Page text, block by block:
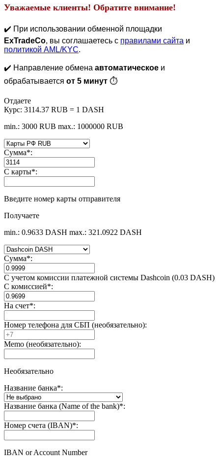
Уважаемые клиенты! Обратите внимание!
✔️ При использовании обменной площадки
ExTradeCo, вы соглашаетесь с правилами сайта и
политикой AML/KYC.
✔️ Направление обмена автоматическое и
обрабатывается от 5 минут ⏱
Отдаете
Курс: 3114.37 RUB = 1 DASH
min.: 3000 RUB max.: 1000000 RUB
Сумма*:
С карты*:
Введите номер карты отправителя
Получаете
min.: 0.9633 DASH max.: 321.0922 DASH
Сумма*:
С учетом комиссии платежной системы Dashcoin (0.03 DASH)
С комиссией*:
На счет*:
Номер телефона для СБП (необязательно):
Memo (необязательно):
Необязательно
Название банка*:
Название банка (Name of the bank)*:
Номер счета (IBAN)*:
IBAN or Account Number